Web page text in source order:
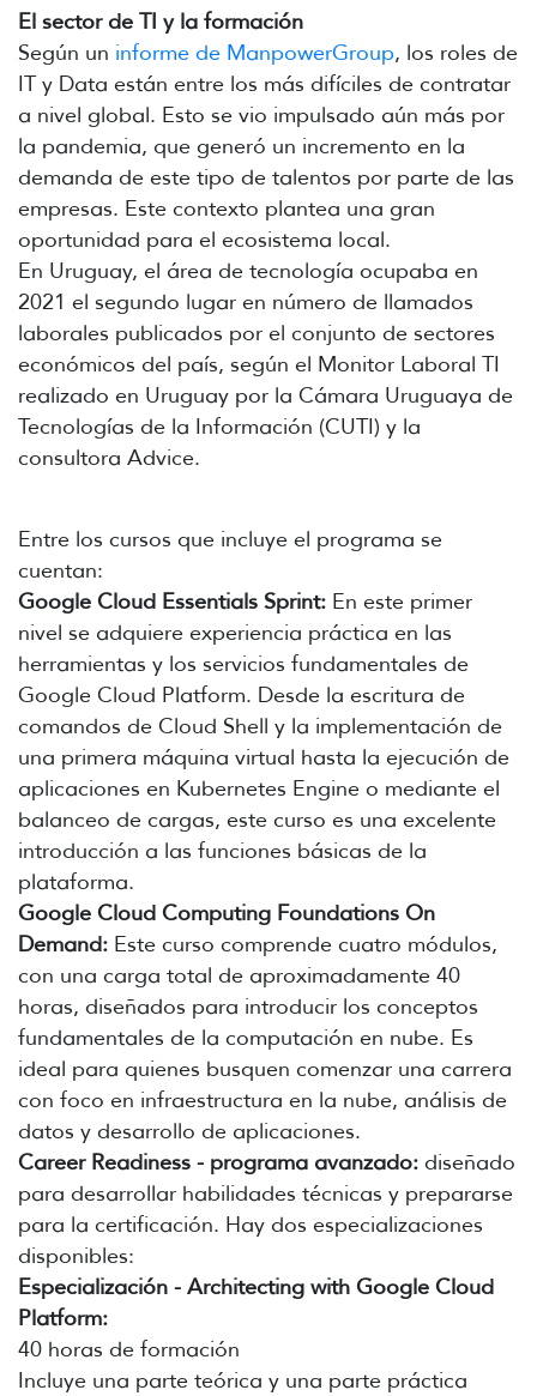
El sector de TI y la formación
Según un informe de ManpowerGroup, los roles de
IT y Data están entre los más difíciles de contratar
a nivel global. Esto se vio impulsado aún más por
la pandemia, que generó un incremento en la
demanda de este tipo de talentos por parte de las
empresas. Este contexto plantea una gran
oportunidad para el ecosistema local.
En Uruguay, el área de tecnología ocupaba en
2021 el segundo lugar en número de llamados
laborales publicados por el conjunto de sectores
económicos del país, según el Monitor Laboral TI
realizado en Uruguay por la Cámara Uruguaya de
Tecnologías de la Información (CUTI) y la
consultora Advice.
Entre los cursos que incluye el programa se
cuentan:
Google Cloud Essentials Sprint: En este primer
nivel se adquiere experiencia práctica en las
herramientas y los servicios fundamentales de
Google Cloud Platform. Desde la escritura de
comandos de Cloud Shell y la implementación de
una primera máquina virtual hasta la ejecución de
aplicaciones en Kubernetes Engine o mediante el
balanceo de cargas, este curso es una excelente
introducción a las funciones básicas de la
plataforma.
Google Cloud Computing Foundations On
Demand: Este curso comprende cuatro módulos,
con una carga total de aproximadamente 40
horas, diseñados para introducir los conceptos
fundamentales de la computación en nube. Es
ideal para quienes busquen comenzar una carrera
con foco en infraestructura en la nube, análisis de
datos y desarrollo de aplicaciones.
Career Readiness - programa avanzado: diseñado
para desarrollar habilidades técnicas y prepararse
para la certificación. Hay dos especializaciones
disponibles:
Especialización - Architecting with Google Cloud
Platform:
40 horas de formación
Incluye una parte teórica y una parte práctica